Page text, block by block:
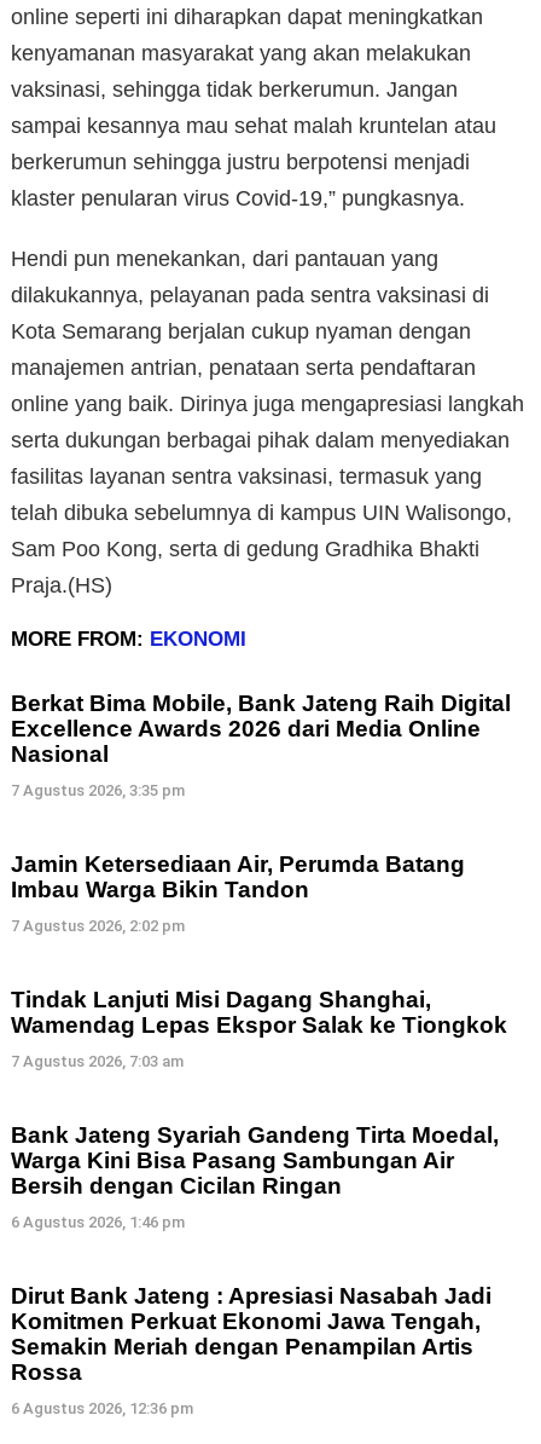
online seperti ini diharapkan dapat meningkatkan
kenyamanan masyarakat yang akan melakukan
vaksinasi, sehingga tidak berkerumun. Jangan
sampai kesannya mau sehat malah kruntelan atau
berkerumun sehingga justru berpotensi menjadi
klaster penularan virus Covid-19,” pungkasnya.
Hendi pun menekankan, dari pantauan yang
dilakukannya, pelayanan pada sentra vaksinasi di
Kota Semarang berjalan cukup nyaman dengan
manajemen antrian, penataan serta pendaftaran
online yang baik. Dirinya juga mengapresiasi langkah
serta dukungan berbagai pihak dalam menyediakan
fasilitas layanan sentra vaksinasi, termasuk yang
telah dibuka sebelumnya di kampus UIN Walisongo,
Sam Poo Kong, serta di gedung Gradhika Bhakti
Praja.(HS)
MORE FROM: EKONOMI
Berkat Bima Mobile, Bank Jateng Raih Digital
Excellence Awards 2026 dari Media Online
Nasional
7 Agustus 2026, 3:35 pm
Jamin Ketersediaan Air, Perumda Batang
Imbau Warga Bikin Tandon
7 Agustus 2026, 2:02 pm
Tindak Lanjuti Misi Dagang Shanghai,
Wamendag Lepas Ekspor Salak ke Tiongkok
7 Agustus 2026, 7:03 am
Bank Jateng Syariah Gandeng Tirta Moedal,
Warga Kini Bisa Pasang Sambungan Air
Bersih dengan Cicilan Ringan
6 Agustus 2026, 1:46 pm
Dirut Bank Jateng : Apresiasi Nasabah Jadi
Komitmen Perkuat Ekonomi Jawa Tengah,
Semakin Meriah dengan Penampilan Artis
Rossa
6 Agustus 2026, 12:36 pm